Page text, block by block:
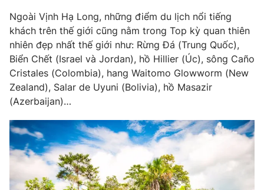
Thị trường 24h Tấm lòng Việt
VTV4 Vươn mình bằng AI
VTV9
Liên hệ tòa soạn English
Ngoài Vịnh Hạ Long, những điểm du lịch nổi tiếng
khách trên thế giới cũng nằm trong Top kỳ quan thiên
nhiên đẹp nhất thế giới như: Rừng Đá (Trung Quốc),
Biển Chết (Israel và Jordan), hồ Hillier (Úc), sông Caño
Cristales (Colombia), hang Waitomo Glowworm (New
Zealand), Salar de Uyuni (Bolivia), hồ Masazir
(Azerbaijan)…